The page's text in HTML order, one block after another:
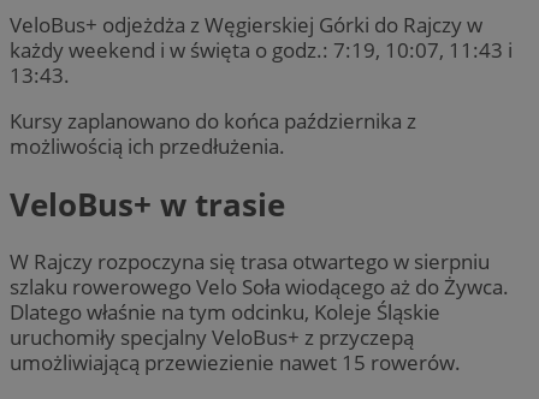
VeloBus+ odjeżdża z Węgierskiej Górki do Rajczy w
każdy weekend i w święta o godz.: 7:19, 10:07, 11:43 i
13:43.
Kursy zaplanowano do końca października z
możliwością ich przedłużenia.
VeloBus+ w trasie
W Rajczy rozpoczyna się trasa otwartego w sierpniu
szlaku rowerowego Velo Soła wiodącego aż do Żywca.
Dlatego właśnie na tym odcinku, Koleje Śląskie
uruchomiły specjalny VeloBus+ z przyczepą
umożliwiającą przewiezienie nawet 15 rowerów.